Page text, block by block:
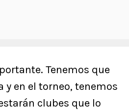
Tenemos que
y en el torneo, tenemos
clubes que lo